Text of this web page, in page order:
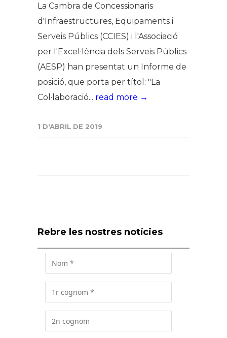
La Cambra de Concessionaris
d'Infraestructures, Equipaments i
Serveis Públics (CCIES) i l'Associació
per l'Excel·lència dels Serveis Públics
(AESP) han presentat un Informe de
posició, que porta per títol: "La
Col·laboració... read more →
1 D'ABRIL DE 2019
Rebre les nostres notícies